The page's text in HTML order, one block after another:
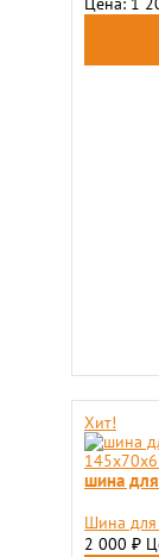
Хит!
шина
Шина для
2 000 ₽